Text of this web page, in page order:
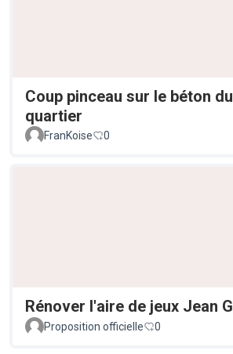
Coup pinceau sur le béton du
quartier
FranKoise 0
Rénover l'aire de jeux Jean
Proposition officielle
0